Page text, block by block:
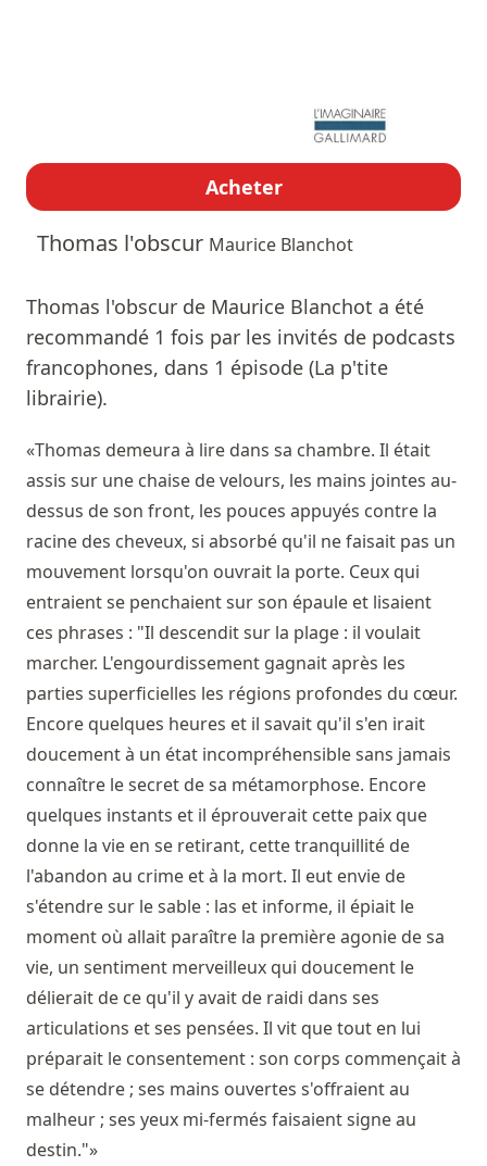
Acheter
Thomas l'obscur Maurice Blanchot
Thomas l'obscur de Maurice Blanchot a été
recommandé 1 fois par les invités de podcasts
francophones, dans 1 épisode (La p'tite
librairie).
«Thomas demeura à lire dans sa chambre. Il était
assis sur une chaise de velours, les mains jointes au-
dessus de son front, les pouces appuyés contre la
racine des cheveux, si absorbé qu'il ne faisait pas un
mouvement lorsqu'on ouvrait la porte. Ceux qui
entraient se penchaient sur son épaule et lisaient
ces phrases : "Il descendit sur la plage : il voulait
marcher. L'engourdissement gagnait après les
parties superficielles les régions profondes du cœur.
Encore quelques heures et il savait qu'il s'en irait
doucement à un état incompréhensible sans jamais
connaître le secret de sa métamorphose. Encore
quelques instants et il éprouverait cette paix que
donne la vie en se retirant, cette tranquillité de
l'abandon au crime et à la mort. Il eut envie de
s'étendre sur le sable : las et informe, il épiait le
moment où allait paraître la première agonie de sa
vie, un sentiment merveilleux qui doucement le
délierait de ce qu'il y avait de raidi dans ses
articulations et ses pensées. Il vit que tout en lui
préparait le consentement : son corps commençait à
se détendre ; ses mains ouvertes s'offraient au
malheur ; ses yeux mi-fermés faisaient signe au
destin."»